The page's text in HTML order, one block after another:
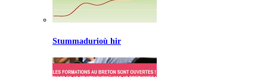
Stummadurioù hir